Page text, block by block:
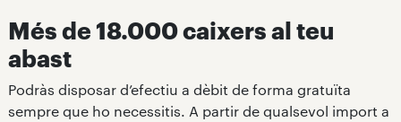
Més de 18.000 caixers al teu
abast
Podràs disposar d’efectiu a dèbit de forma gratuïta
sempre que ho necessitis. A partir de qualsevol import a